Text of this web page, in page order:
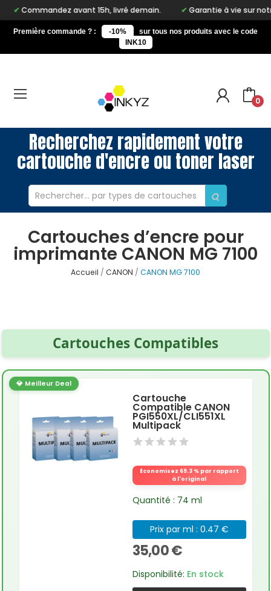
avant 15h, livré demain. Garantie à vie sur notre
Première commande ? : -10%
sur tous nos produits avec le code
INK10
0
Recherchez rapidement votre
cartouche d'encre ou toner laser
Cartouches d’encre pour
imprimante CANON MG 7100
Accueil CANON CANON MG 7100
Cartouches Compatibles
💎 Meilleur Deal
Cartouche
Compatible CANON
PGI550XL/CLI551XL
Multipack
Économisez 69.3 % par rapport
à l'original
Quantité : 74 ml
Prix par ml : 0.47 €
35,00 €
Disponibilité: En stock